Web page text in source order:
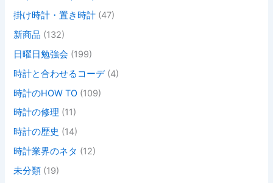
掛け時計・置き時計 (47)
新商品 (132)
日曜日勉強会 (199)
時計と合わせるコーデ(4)
時計のHOW TO (109)
時計の修理 (11)
時計の歴史 (14)
時計業界のネタ (12)
未分類 (19)